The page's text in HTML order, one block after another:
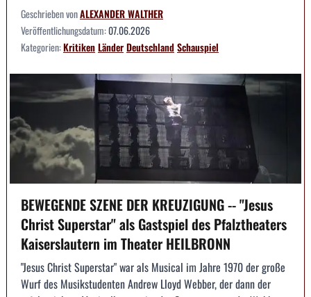
Geschrieben vonALEXANDER WALTHER
Veröffentlichungsdatum:07.06.2026
Kategorien:KritikenLänderDeutschlandSchauspiel
BEWEGENDE SZENE DER KREUZIGUNG -- "Jesus
Christ Superstar" als Gastspiel des Pfalztheaters
Kaiserslautern im Theater HEILBRONN
"Jesus Christ Superstar" war als Musical im Jahre 1970 der große
Wurf des Musikstudenten Andrew Lloyd Webber, der dann der